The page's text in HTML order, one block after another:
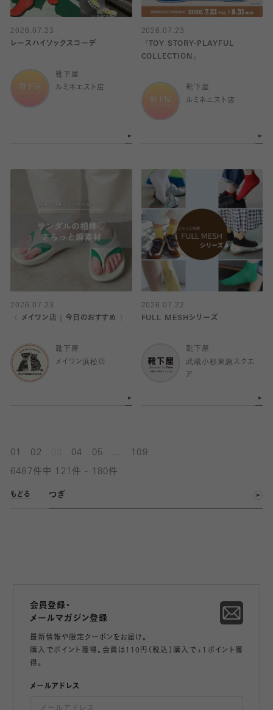
2026.07.23
レースハイソックスコーデ
靴下屋
ルミネエスト店
2026.07.23
『TOY STORY-PLAYFUL
COLLECTION』
靴下屋
ルミネエスト店
2026.07.23
〈 メイワン店｜今日のおすすめ 〉
靴下屋
メイワン浜松店
2026.07.22
FULL MESHシリーズ
靴下屋
武蔵小杉東急スクエ
ア
01 02 04 05 109
6487件中 121件 - 180件
もどる つぎ
会員登録・
メールマガジン登録
最新情報や限定クーポンをお届け。
購入でポイント獲得。会員は110円（税込）購入で+1ポイント獲
得。
メールアドレス